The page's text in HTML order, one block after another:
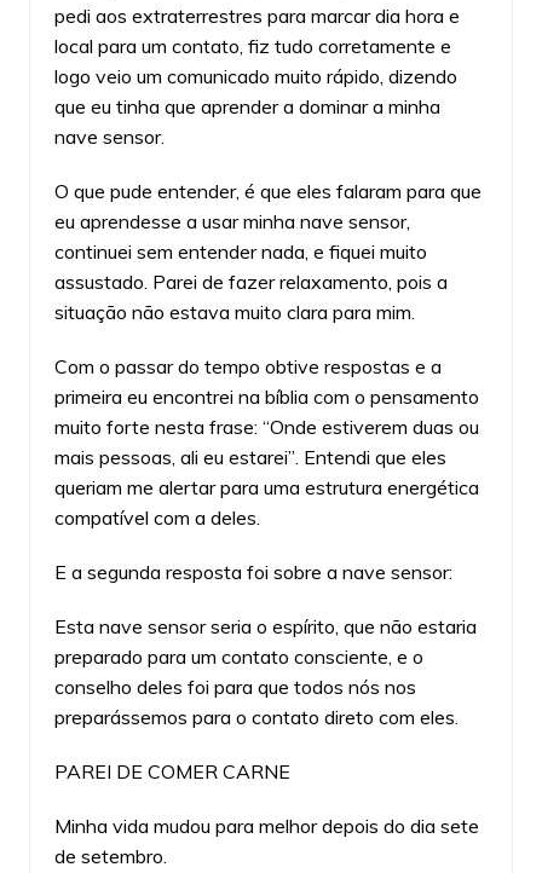
pedi aos extraterrestres para marcar dia hora e
local para um contato, fiz tudo corretamente e
logo veio um comunicado muito rápido, dizendo
que eu tinha que aprender a dominar a minha
nave sensor.
O que pude entender, é que eles falaram para que
eu aprendesse a usar minha nave sensor,
continuei sem entender nada, e fiquei muito
assustado. Parei de fazer relaxamento, pois a
situação não estava muito clara para mim.
Com o passar do tempo obtive respostas e a
primeira eu encontrei na bíblia com o pensamento
muito forte nesta frase: “Onde estiverem duas ou
mais pessoas, ali eu estarei”. Entendi que eles
queriam me alertar para uma estrutura energética
compatível com a deles.
E a segunda resposta foi sobre a nave sensor:
Esta nave sensor seria o espírito, que não estaria
preparado para um contato consciente, e o
conselho deles foi para que todos nós nos
preparássemos para o contato direto com eles.
PAREI DE COMER CARNE
Minha vida mudou para melhor depois do dia sete
de setembro.